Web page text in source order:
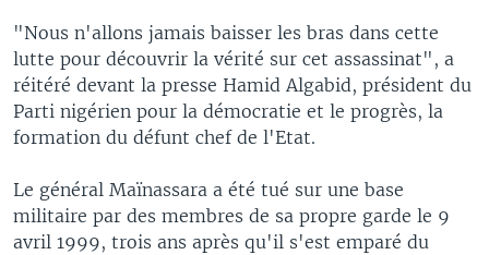
"Nous n'allons jamais baisser les bras dans cette
lutte pour découvrir la vérité sur cet assassinat", a
réitéré devant la presse Hamid Algabid, président du
Parti nigérien pour la démocratie et le progrès, la
formation du défunt chef de l'Etat.
Le général Maïnassara a été tué sur une base
militaire par des membres de sa propre garde le 9
avril 1999, trois ans après qu'il s'est emparé du